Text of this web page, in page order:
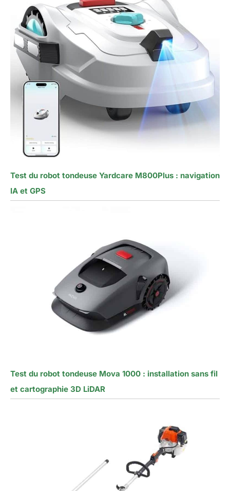
Test du robot tondeuse Yardcare M800Plus : navigation
IA et GPS
Test du robot tondeuse Mova 1000 : installation sans fil
et cartographie 3D LiDAR